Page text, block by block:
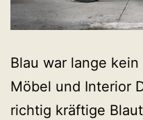
Blau war lange
Möbel und Interior
richtig kräftige